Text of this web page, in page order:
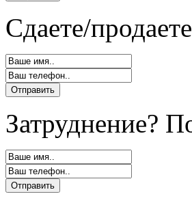
Сдаете/
Затруднение?